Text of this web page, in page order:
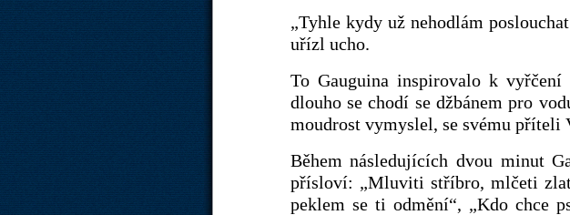
„Tyhle kydy už nehodlám
uřízl ucho.
To Gauguina inspirovalo k
dlouho se chodí se džbánem pro
moudrost vymyslel, se svému
Během následujících dvou minut
přísloví: „Mluviti stříbro, mlčeti
peklem se ti odmění“, „Kdo chce